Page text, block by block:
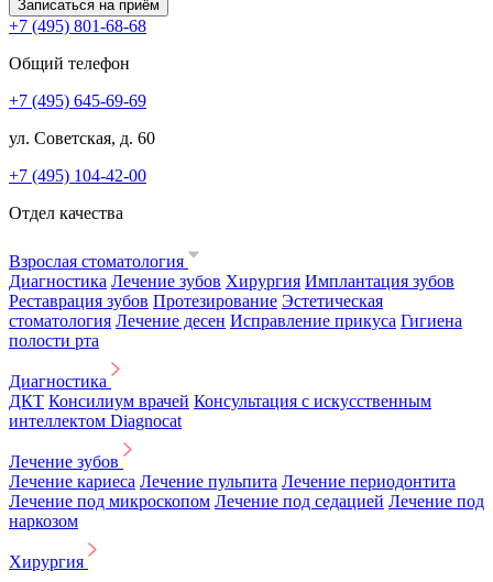
Записаться на приём
+7 (495) 801-68-68
Общий телефон
+7 (495) 645-69-69
ул. Советская, д. 60
+7 (495) 104-42-00
Отдел качества
Взрослая стоматология
Диагностика Лечение зубов Хирургия Имплантация зубов
Реставрация зубов Протезирование Эстетическая
стоматология Лечение десен Исправление прикуса Гигиена
полости рта
Диагностика
ДКТ Консилиум врачей Консультация с искусственным
интеллектом Diagnocat
Лечение зубов
Лечение кариеса Лечение пульпита Лечение периодонтита
Лечение под микроскопом Лечение под седацией Лечение под
наркозом
Хирургия